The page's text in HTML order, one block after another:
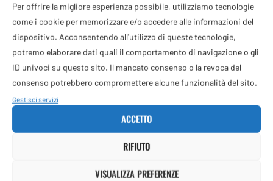
Per offrire la migliore esperienza possibile, utilizziamo tecnologie
come i cookie per memorizzare e/o accedere alle informazioni del
dispositivo. Acconsentendo all'utilizzo di queste tecnologie,
potremo elaborare dati quali il comportamento di navigazione o gli
ID univoci su questo sito. Il mancato consenso o la revoca del
consenso potrebbero compromettere alcune funzionalità del sito.
Gestisci servizi
ACCETTO
RIFIUTO
VISUALIZZA PREFERENZE